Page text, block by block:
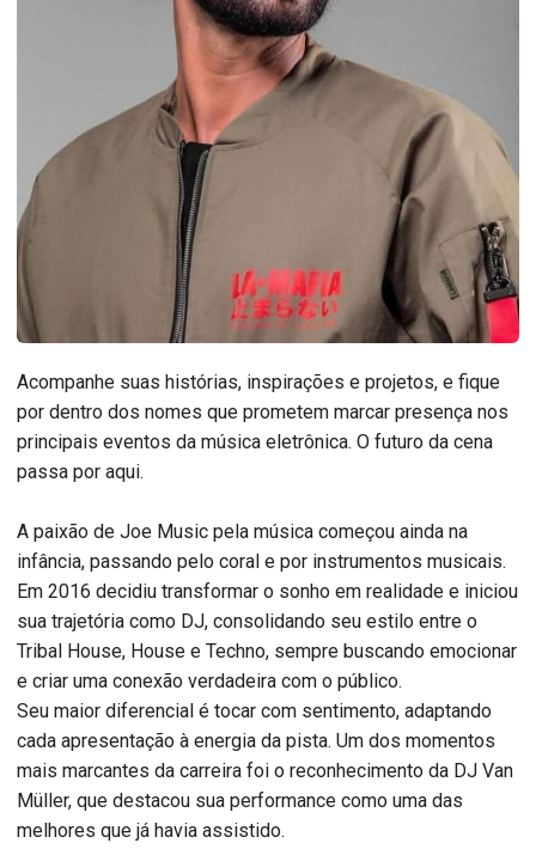
Acompanhe suas histórias, inspirações e projetos, e fique
por dentro dos nomes que prometem marcar presença nos
principais eventos da música eletrônica. O futuro da cena
passa por aqui.
A paixão de Joe Music pela música começou ainda na
infância, passando pelo coral e por instrumentos musicais.
Em 2016 decidiu transformar o sonho em realidade e iniciou
sua trajetória como DJ, consolidando seu estilo entre o
Tribal House, House e Techno, sempre buscando emocionar
e criar uma conexão verdadeira com o público.
Seu maior diferencial é tocar com sentimento, adaptando
cada apresentação à energia da pista. Um dos momentos
mais marcantes da carreira foi o reconhecimento da DJ Van
Müller, que destacou sua performance como uma das
melhores que já havia assistido.